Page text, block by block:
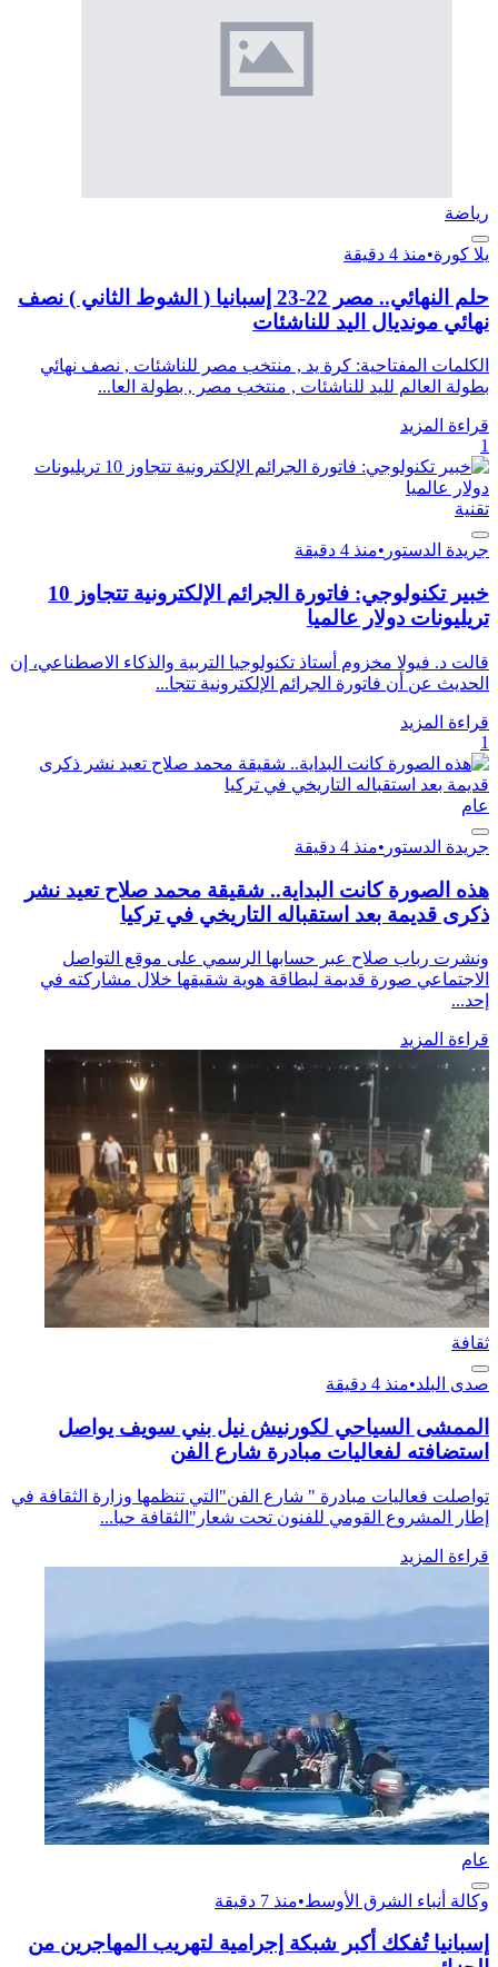
رياضة
يلا كورة•منذ 4 دقيقة
حلم النهائي.. مصر 22-23 إسبانيا ( الشوط الثاني ) نصف
نهائي مونديال اليد للناشئات
الكلمات المفتاحية: كرة يد , منتخب مصر للناشئات , نصف نهائي
بطولة العالم لليد للناشئات , منتخب مصر , بطولة العا...
قراءة المزيد
1
تقنية
جريدة الدستور •منذ 4 دقيقة
خبير تكنولوجي: فاتورة الجرائم الإلكترونية تتجاوز 10
تريليونات دولار عالميا
قالت د. فيولا مخزوم أستاذ تكنولوجيا التربية والذكاء الاصطناعي، إن
الحديث عن أن فاتورة الجرائم الإلكترونية تتجا...
قراءة المزيد
1
عام
جريدة الدستور •منذ 4 دقيقة
هذه الصورة كانت البداية.. شقيقة محمد صلاح تعيد نشر
ذكرى قديمة بعد استقباله التاريخي في تركيا
ونشرت رباب صلاح عبر حسابها الرسمي على موقع التواصل
الاجتماعي صورة قديمة لبطاقة هوية شقيقها خلال مشاركته في
إحد...
قراءة المزيد
ثقافة
صدى البلد•منذ 4 دقيقة
الممشى السياحي لكورنيش نيل بني سويف يواصل
استضافته لفعاليات مبادرة شارع الفن
تواصلت فعاليات مبادرة " شارع الفن"التي تنظمها وزارة الثقافة في
إطار المشروع القومي للفنون تحت شعار"الثقافة حيا...
قراءة المزيد
عام
وكالة أنباء الشرق الأوسط•منذ 7 دقيقة
إسبانيا تُفكك أكبر شبكة إجرامية لتهريب المهاجرين من